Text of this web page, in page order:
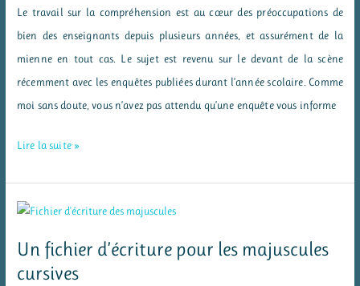
Le travail sur la compréhension est au cœur des préoccupations de
bien des enseignants depuis plusieurs années, et assurément de la
mienne en tout cas. Le sujet est revenu sur le devant de la scène
récemment avec les enquêtes publiées durant l’année scolaire. Comme
moi sans doute, vous n’avez pas attendu qu’une enquête vous informe
Ecrire
comprendre
Lire la suite »
Un fichier d’écriture pour les majuscules
cursives